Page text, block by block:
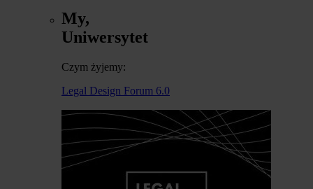
My,
Uniwersytet
Czym żyjemy:
Legal Design Forum 6.0